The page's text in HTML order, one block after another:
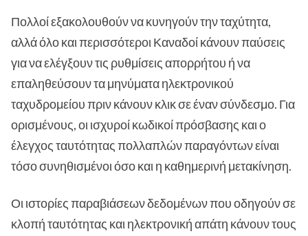
Πολλοί εξακολουθούν να κυνηγούν την ταχύτητα,
αλλά όλο και περισσότεροι Καναδοί κάνουν παύσεις
για να ελέγξουν τις ρυθμίσεις απορρήτου ή να
επαληθεύσουν τα μηνύματα ηλεκτρονικού
ταχυδρομείου πριν κάνουν κλικ σε έναν σύνδεσμο. Για
ορισμένους, οι ισχυροί κωδικοί πρόσβασης και ο
έλεγχος ταυτότητας πολλαπλών παραγόντων είναι
τόσο συνηθισμένοι όσο και η καθημερινή μετακίνηση.
Οι ιστορίες παραβιάσεων δεδομένων που οδηγούν σε
κλοπή ταυτότητας και ηλεκτρονική απάτη κάνουν τους